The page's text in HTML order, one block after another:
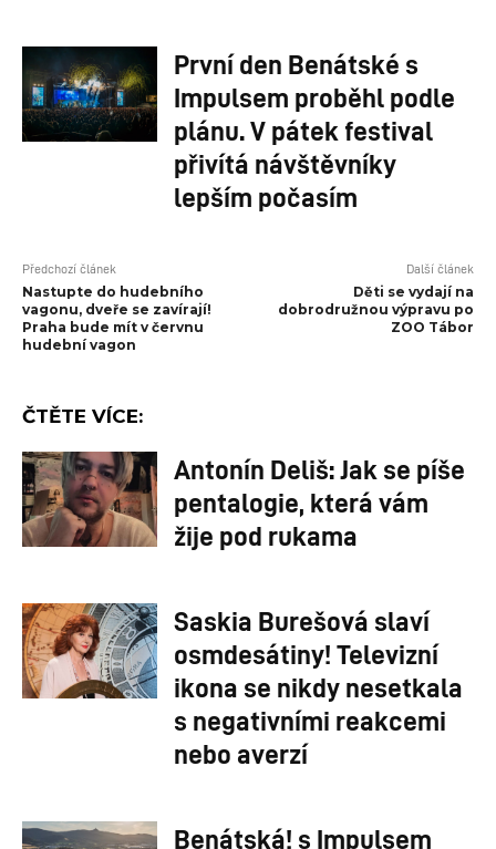
První den Benátské s
Impulsem proběhl podle
plánu. V pátek festival
přivítá návštěvníky
lepším počasím
Předchozí článek
Nastupte do hudebního
vagonu, dveře se zavírají!
Praha bude mít v červnu
hudební vagon
Další článek
Děti se vydají na
dobrodružnou výpravu po
ZOO Tábor
ČTĚTE VÍCE:
Antonín Deliš: Jak se píše
pentalogie, která vám
žije pod rukama
Saskia Burešová slaví
osmdesátiny! Televizní
ikona se nikdy nesetkala
s negativními reakcemi
nebo averzí
Benátská! s Impulsem